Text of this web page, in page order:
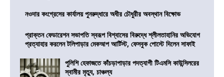
নওদার কংগ্রেসের কার্যালয় পুনরুদ্ধারে অধীর চৌধুরীর অবস্থান বিক্ষোভ
প্রাক্তন ফেডারেশন সভাপতি স্বরূপ বিশ্বাসের বিরুদ্ধে শ্লীলতাহানির অভিযোগ
প্রত্যাহার করলেন টলিপাড়ার মেকআপ আর্টিস্ট, ফেসবুক পোস্টে দিলেন সাফাই
পুলিশি হেফাজতে কাঁচড়াপাড়ার পদত্যাগী টিএমসি কাউন্সিলরের
স্বামীর মৃত্যু, চাঞ্চল্য